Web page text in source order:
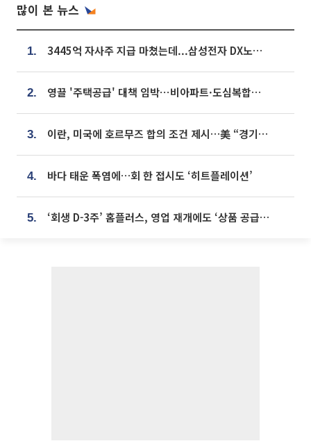
많이 본 뉴스
1. 3445억 자사주 지급 마쳤는데...삼성전자 DX노조, 뒤늦은 '떼쓰기 집회'
2. 영끌 '주택공급' 대책 임박⋯비아파트·도심복합까지 총동원
3. 이란, 미국에 호르무즈 합의 조건 제시…美 “경기 아직 안 끝나” [종합]
4. 바다 태운 폭염에…회 한 접시도 ‘히트플레이션’
5. ‘회생 D-3주’ 홈플러스, 영업 재개에도 ‘상품 공급망’ 복구가 생존 관건